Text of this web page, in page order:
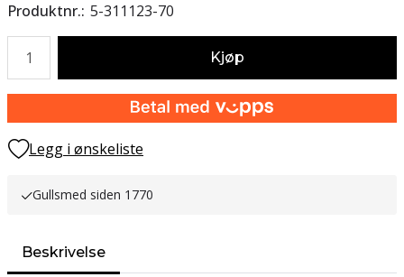
Produktnr. 5-311123-70
Kjøp
Legg i ønskeliste
Gullsmed siden 1770
Beskrivelse